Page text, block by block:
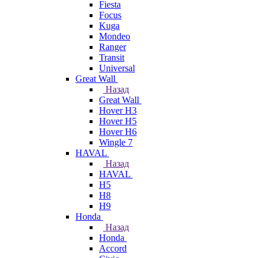
Fiesta
Focus
Kuga
Mondeo
Ranger
Transit
Universal
Great Wall
Назад
Great Wall
Hover H3
Hover H5
Hover H6
Wingle 7
HAVAL
Назад
HAVAL
H5
H8
H9
Honda
Назад
Honda
Accord